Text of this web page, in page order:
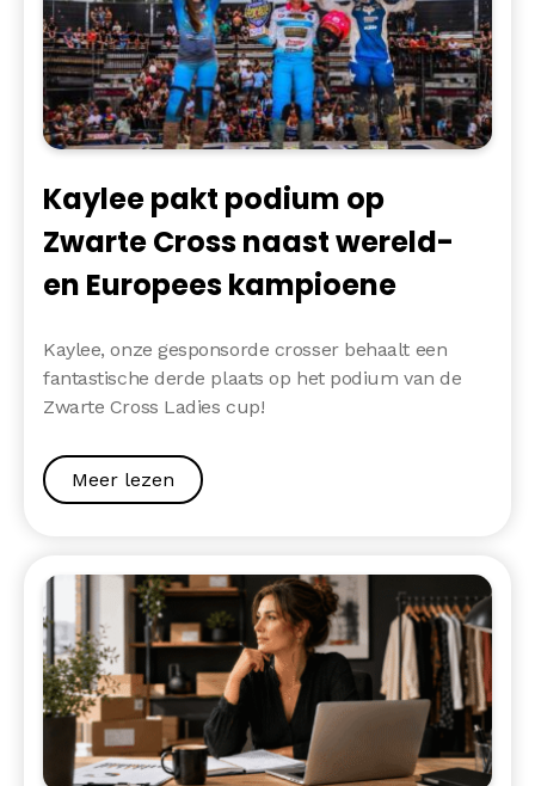
Kaylee pakt podium op
Zwarte Cross naast wereld-
en Europees kampioene
Kaylee, onze gesponsorde crosser behaalt een
fantastische derde plaats op het podium van de
Zwarte Cross Ladies cup!
Meer lezen